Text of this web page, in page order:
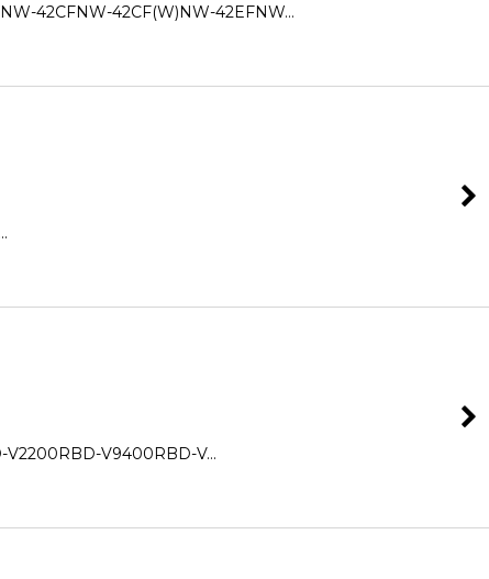
42CFNW-42CF(W)NW-42EFNW…
V2200RBD-V9400RBD-V…